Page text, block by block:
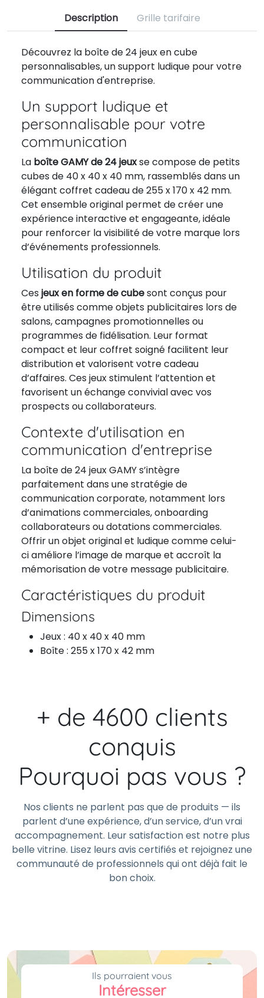
Description Grille tarifaire
Découvrez la boîte de 24 jeux en cube
personnalisables, un support ludique pour votre
communication d'entreprise.
Un support ludique et
personnalisable pour votre
communication
La boîte GAMY de 24 jeuxse compose de petits
cubes de 40 x 40 x 40 mm, rassemblés dans un
élégant coffret cadeau de 255 x 170 x 42 mm.
Cet ensemble original permet de créer une
expérience interactive et engageante, idéale
pour renforcer la visibilité de votre marque lors
d’événements professionnels.
Utilisation du produit
Ces jeux en forme de cubesont conçus pour
être utilisés comme objets publicitaires lors de
salons, campagnes promotionnelles ou
programmes de fidélisation. Leur format
compact et leur coffret soigné facilitent leur
distribution et valorisent votre cadeau
d’affaires. Ces jeux stimulent l’attention et
favorisent un échange convivial avec vos
prospects ou collaborateurs.
Contexte d'utilisation en
communication d'entreprise
La boîte de 24 jeux GAMY s’intègre
parfaitement dans une stratégie de
communication corporate, notamment lors
d’animations commerciales, onboarding
collaborateurs ou dotations commerciales.
Offrir un objet original et ludique comme celui-
ci améliore l’image de marque et accroît la
mémorisation de votre message publicitaire.
Caractéristiques du produit
Dimensions
Jeux : 40 x 40 x 40 mm
Boîte : 255 x 170 x 42 mm
+ de 4600 clients
conquis
Pourquoi pas vous ?
Nos clients ne parlent pas que de produits — ils
parlent d’une expérience, d’un service, d’un vrai
accompagnement. Leur satisfaction est notre plus
belle vitrine. Lisez leurs avis certifiés et rejoignez une
communauté de professionnels qui ont déjà fait le
bon choix.
Ils pourraient vous
Intéresser